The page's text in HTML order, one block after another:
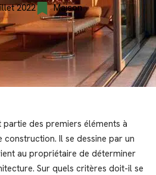
2022 Maison
partie des premiers éléments à
Il se dessine par un
au propriétaire de déterminer
Sur quels critères doit-il se